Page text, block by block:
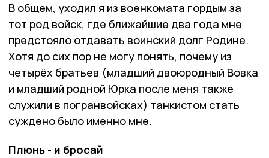
В общем, уходил я из военкомата гордым за
тот род войск, где ближайшие два года мне
предстояло отдавать воинский долг Родине.
Хотя до сих пор не могу понять, почему из
четырёх братьев (младший двоюродный Вовка
и младший родной Юрка после меня также
служили в погранвойсках) танкистом стать
суждено было именно мне.
Плюнь - и бросай